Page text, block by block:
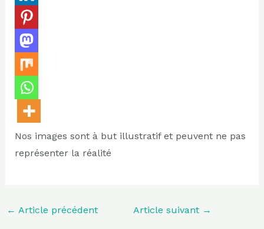
Nos images sont à but illustratif et peuvent ne pas
représenter la réalité
← Article précédent Article suivant →